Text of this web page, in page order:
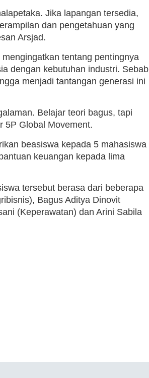
Jika lapangan tersedia,
dan pengetahuan yang
Arsjad.
tentang pentingnya
dengan kebutuhan industri. Sebab
menjadi tantangan generasi ini
Belajar teori bagus, tapi
5P Global Movement.
beasiswa kepada 5 mahasiswa
keuangan kepada lima
tersebut berasa dari beberapa
Bagus Aditya Dinovit
(Keperawatan) dan Arini Sabila